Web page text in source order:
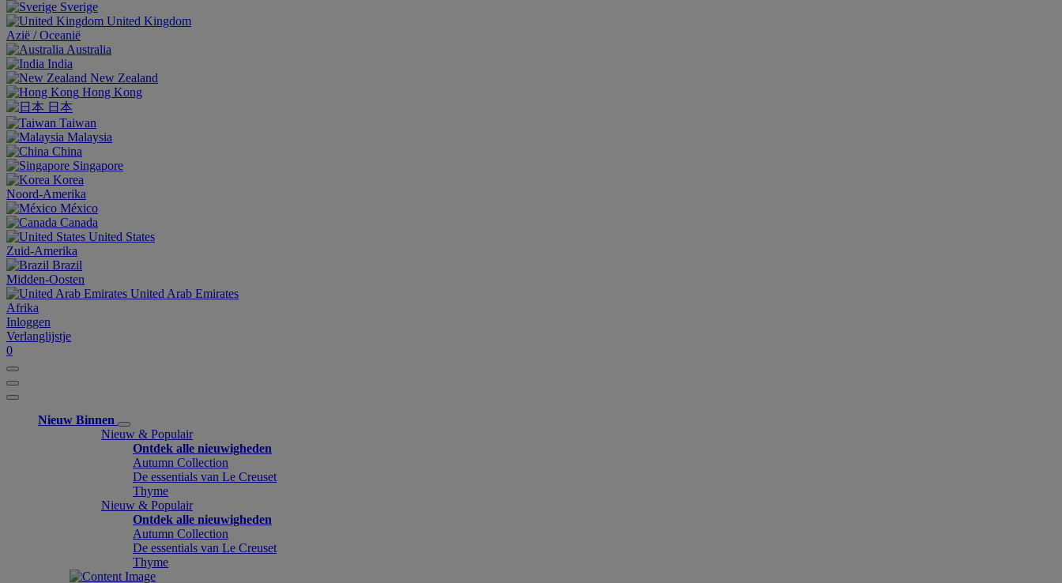
Sverige
United Kingdom
Aziё / Oceaniё
Australia
India
New Zealand
Hong Kong
日本
Taiwan
Malaysia
China
Singapore
Korea
Noord-Amerika
México
Canada
United States
Zuid-Amerika
Brazil
Midden-Oosten
United Arab Emirates
Afrika
Inloggen
Verlanglijstje
0
Nieuw Binnen
Nieuw & Populair
Ontdek alle nieuwigheden
Autumn Collection
De essentials van Le Creuset
Thyme
Nieuw & Populair
Ontdek alle nieuwigheden
Autumn Collection
De essentials van Le Creuset
Thyme